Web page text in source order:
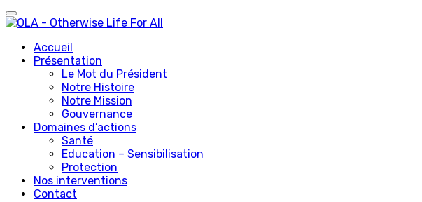
Accueil
Présentation
Le Mot du Président
Notre Histoire
Notre Mission
Gouvernance
Domaines d’actions
Santé
Education – Sensibilisation
Protection
Nos interventions
Contact